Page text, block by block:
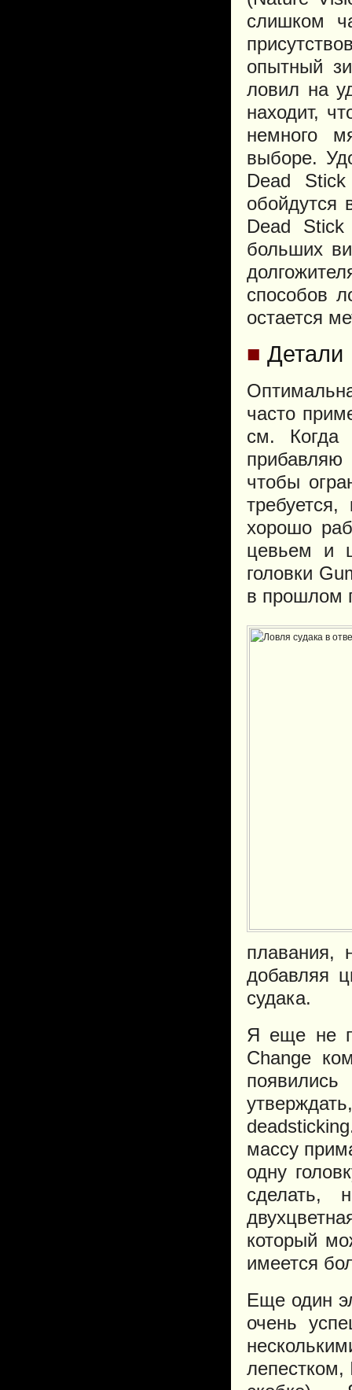
слишком
опытный
ловил на
находит,
немного
выборе.
Dead
обойдутся
Dead
больших
способов
остается
■ Детали
часто
см. Когда
чтобы
хорошо
цевьем и
головки
в прошлом
плавания,
добавляя
судака.
Я еще не
Change
массу
одну
сделать,
который
имеется
Еще один
очень